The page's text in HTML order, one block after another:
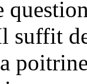
suffit